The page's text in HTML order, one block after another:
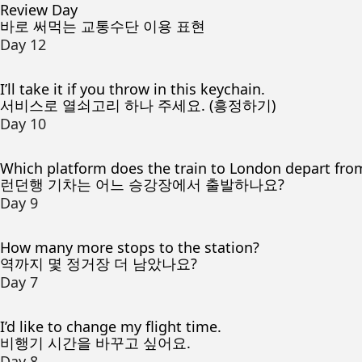
Review Day
바로 써먹는 교통수단 이용 표현
Day 12
I’ll take it if you throw in this keychain.
서비스로 열쇠고리 하나 주세요. (흥정하기)
Day 10
Which platform does the train to London depart
런던행 기차는 어느 승강장에서 출발하나요?
Day 9
How many more stops to the station?
역까지 몇 정거장 더 남았나요?
Day 7
I’d like to change my flight time.
비행기 시간을 바꾸고 싶어요.